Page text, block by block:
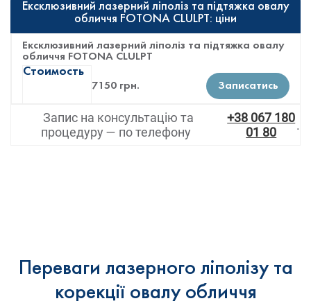
Ексклюзивний лазерний ліполіз та підтяжка овалу
обличчя FOTONA CLULPT: ціни
Ексклюзивний лазерний ліполіз та підтяжка овалу
обличчя FOTONA CLULPT
Стоимость
7150 грн. Записатись
Запис на консультацію та
процедуру — по телефону
+38 067 180
01 80
.
Переваги лазерного ліполізу та
корекції овалу обличчя